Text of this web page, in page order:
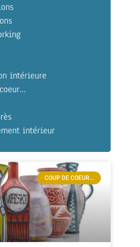
intérieure
intérieur
COUP DE COEUR...